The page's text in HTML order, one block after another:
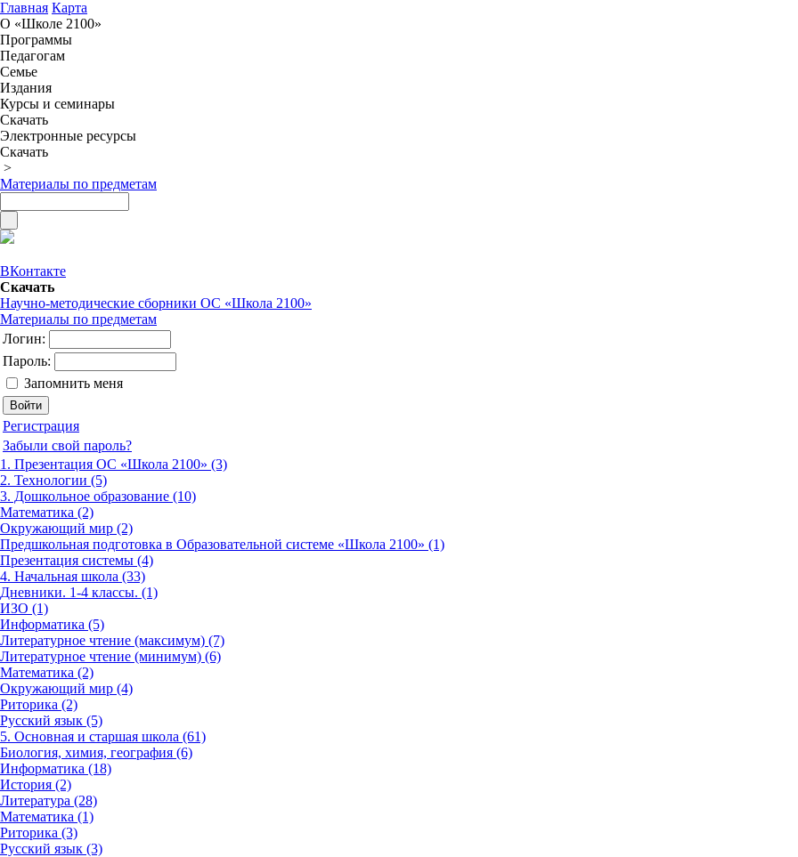
Главная Карта
О «Школе 2100»
Программы
Педагогам
Семье
Издания
Курсы и семинары
Скачать
Электронные ресурсы
Скачать
>
Материалы по предметам
ВКонтакте
Скачать
Научно-методические сборники ОС «Школа 2100»
Материалы по предметам
Логин:
Пароль:
Запомнить меня
Регистрация
Забыли свой пароль?
1. Презентация ОС «Школа 2100» (3)
2. Технологии (5)
3. Дошкольное образование (10)
Математика (2)
Окружающий мир (2)
Предшкольная подготовка в Образовательной системе «Школа 2100» (1)
Презентация системы (4)
4. Начальная школа (33)
Дневники. 1-4 классы. (1)
ИЗО (1)
Информатика (5)
Литературное чтение (максимум) (7)
Литературное чтение (минимум) (6)
Математика (2)
Окружающий мир (4)
Риторика (2)
Русский язык (5)
5. Основная и старшая школа (61)
Биология, химия, география (6)
Информатика (18)
История (2)
Литература (28)
Математика (1)
Риторика (3)
Русский язык (3)